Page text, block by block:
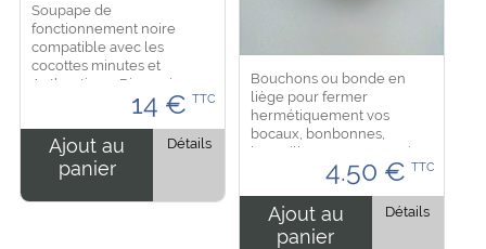
Soupape de
fonctionnement noire
compatible avec les
cocottes minutes et
Authentique. Dimension :
3.5 cm de longueur pour un
14 € TTC
Ajout au
panier
Détails
Bouchons ou bonde en
liège pour fermer
hermétiquement vos
bocaux, bonbonnes,
bouteilles ou autres... Existe
en plusieurs diamètres : -
60 x 65 mm - 65 x 70 mm -
70 x 75 mm - 70 x 75 mm -
75 x 80...
4.50 € TTC
Ajout au
panier
Détails